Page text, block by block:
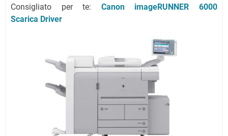
Consigliato per te: Canon imageRUNNER 6000
Scarica Driver